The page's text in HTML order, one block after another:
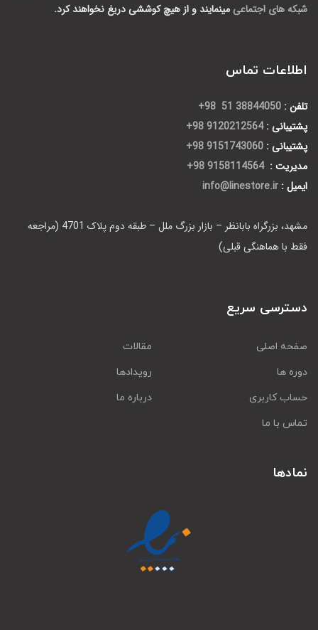
شبکه های اجتماعی مینمایند و از هیچ کوششی دریغ نخواهند کرد.
اطلاعات تماس
تلفن : 38844050 51 98+
پشتیبانی : 9120212564 98+
پشتیبانی : 9151743060 98+
مدیریت : 9158114564 98+
ایمیل : info@linestore.ir
مشهد، بزرگراه بابانظر – بازار بزرگ ملل – طبقه دوم پلاک 4701 (مراجعه
فقط با هماهنگی قبلی)
دسترسی سریع
صفحه اصلی
مقالات
دوره ها
رویدادها
حساب کاربری
درباره ما
تماس با ما
نمادها